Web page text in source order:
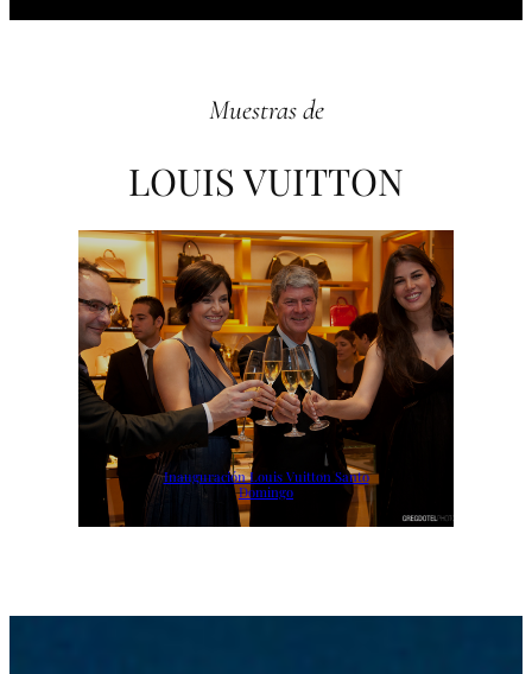
Muestras de
LOUIS VUITTON
Inauguración Louis Vuitton Santo
Domingo